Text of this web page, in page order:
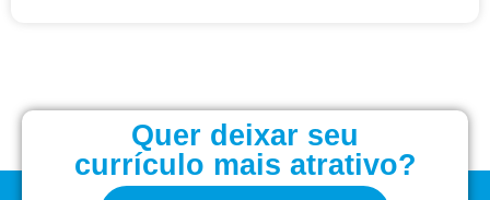
Quer deixar seu
currículo mais atrativo?